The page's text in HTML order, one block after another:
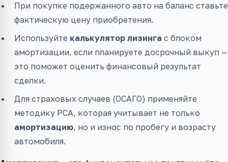
При покупке подержанного авто на баланс ставьте
фактическую цену приобретения.
Используйте калькулятор лизинга с блоком
амортизации, если планируете досрочный выкуп —
это поможет оценить финансовый результат
сделки.
Для страховых случаев (ОСАГО) применяйте
методику РСА, которая учитывает не только
амортизацию, но и износ по пробегу и возрасту
автомобиля.